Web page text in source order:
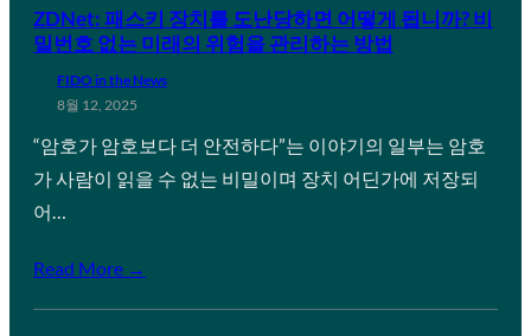
ZDNet: 패스키 장치를 도난당하면 어떻게 됩니까? 비
밀번호 없는 미래의 위험을 관리하는 방법
FIDO in the News
8월 12, 2025
“암호가 암호보다 더 안전하다”는 이야기의 일부는 암호
가 사람이 읽을 수 없는 비밀이며 장치 어딘가에 저장되
어…
Read More →